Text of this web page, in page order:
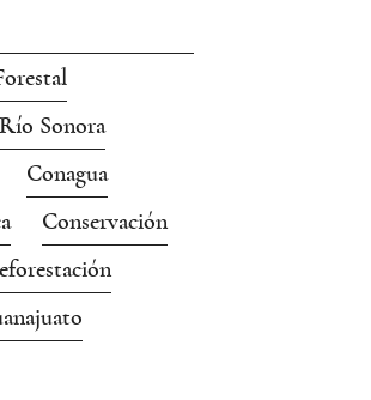
Sonora
Conagua
Conservación